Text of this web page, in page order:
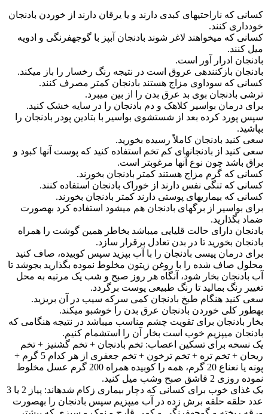
کسانی که ناراحتی‎های کبدی دارند و یا یرقان دارند از خوردن بادنجان
خودداری کنند.
کسانی که می‎خواهند لاغر شوند بادنجان آب‎پز با گوجه‎فرنگی و ادویه
میل کنند.
بادنجان ادرار آور است.
بادنجان بازکننده‎ی عروق است در نتیجه رنگ رخسار را باز می‎کند.
کسانی که سوداوی مزاج هستند بادنجان کمتر مصرف کنند.
ترشی بادنجان بوی بد عرق بدن را از بین می‎برد.
برای درمان بواسیر کلاهک و دم بادنجان را در سایه خشک کنید.
سپس پورد کرده بعد از شستشوی بواسیر با بتادین پودر بادنجان را
بپاشید.
سعی کنید بادنجان کاملاً رسیده بخورید.
سعی کنید از بادنجان‎های کم تخم استفاده کنید که پوست آن‎ها کبود و
براق باشد چون نوع آن‎ها مرغوب‎تر است.
کسانی که گرم مزاج هستند کمتر بادنجان بخورند.
کسانی که تنگی نفس دارند از خوراک بادنجان استفاده کنند.
کسانی که بیماری‎های پوستی دارند کمتر بادنجان بخورند.
برای بواسیر از برگ‎های بادنجان هم می‎شود استفاده کرد به‎صورت
ضماد بگذارید.
بادنجان دارای حالت قلیایی می‎باشد بخاطر همین گوشت را همراه
بادنجان بخورید تا در بدن تعادل برقرار سازد.
برای درمان پیسی بادنجان را با آب بپزید سپس کوبیده، صاف کنید
محلول صاف شده را با روغن زیتون مخلوط نموده بگذارید بجوشد تا
آب بادنجان بخار شود، آن‎گاه هر روز صبح و شب یک مرتبه به محل
تغییر رنگ بمالید تا رنگ طبیعی پوست برگردد.
سعی کنید هنگام طبخ بادنجان کمی سرکه سیب در آن بریزید.
به‎طور کلی خوردن بادنجان عرق بدن را خوشبو می‎کند.
بخار بادنجان برای تقویت چشم مناسب می‎باشد در نتیجه هنگامی که
بادنجان می‎پزیم خوب است بخار آن را استشمام کنیم.
یک نسخه برای تسکین اعصاب: تخم بادنجان + تخم گشنیز + تخم
ریحان + تخم تره + تخم ترخون + تخم جعفری از هر کدام 5 گرم +
پونه یا نعناع 20 گرم، همه را کوبیده همراه 200 گرم عسل مخلوط
نموده روزی 2 قاشق صبح وشب میل کنید.
یک غذای خوب برای کسانی که دچار بیماری زکام شده‎اند: پیاز 2 یا 3
عدد حلقه حلقه برش زده در آب می‎پزیم سپس بادنجان را به‎صورت